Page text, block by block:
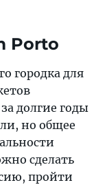
Porto
городка для
долгие годы
но общее
сделать
пройти